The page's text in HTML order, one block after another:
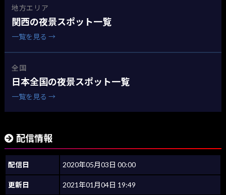
地方エリア
関西の夜景スポット一覧
一覧を見る →
全国
日本全国の夜景スポット一覧
一覧を見る →
配信情報
配信日 2020年05月03日 00:00
更新日 2021年01月04日 19:49